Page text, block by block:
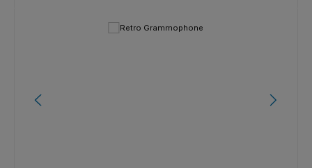
Bildergalerie überspringen